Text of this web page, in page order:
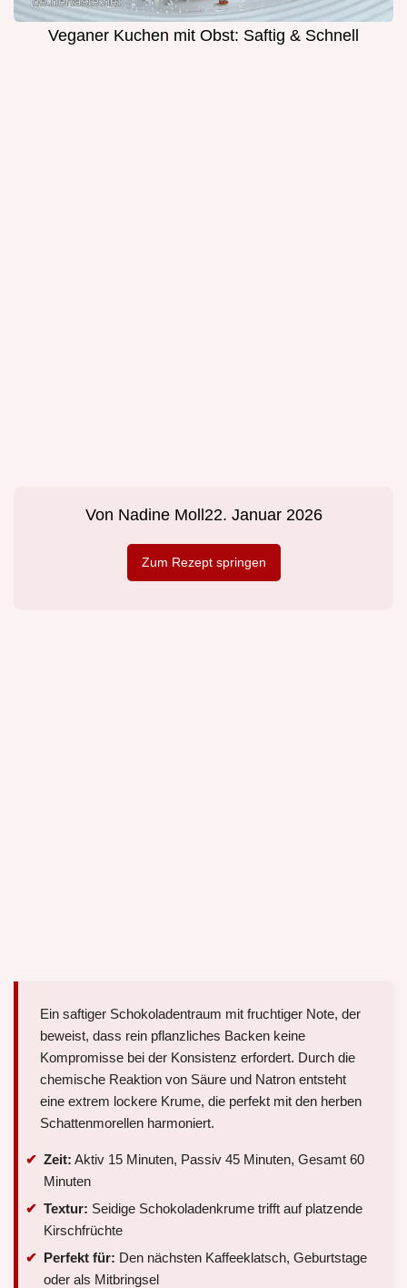
Veganer Kuchen mit Obst: Saftig & Schnell
Von Nadine Moll 22. Januar 2026
Zum Rezept springen
Ein saftiger Schokoladentraum mit fruchtiger Note, der
beweist, dass rein pflanzliches Backen keine
Kompromisse bei der Konsistenz erfordert. Durch die
chemische Reaktion von Säure und Natron entsteht
eine extrem lockere Krume, die perfekt mit den herben
Schattenmorellen harmoniert.
Zeit: Aktiv 15 Minuten, Passiv 45 Minuten, Gesamt 60
Minuten
Textur: Seidige Schokoladenkrume trifft auf platzende
Kirschfrüchte
Perfekt für: Den nächsten Kaffeeklatsch, Geburtstage
oder als Mitbringsel